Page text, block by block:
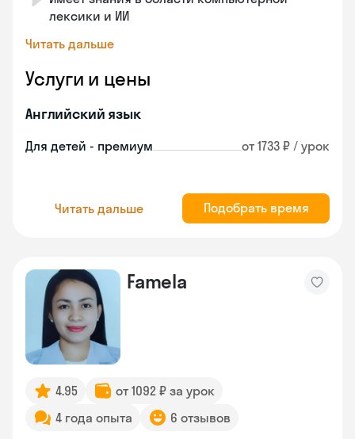
лексики и ИИ
Читать дальше
Услуги и цены
Английский язык
Для детей - премиум от 1733 ₽ / урок
Читать дальше Подобрать время
Famela
4.95
от 1092 ₽ за урок
4 года опыта
6 отзывов